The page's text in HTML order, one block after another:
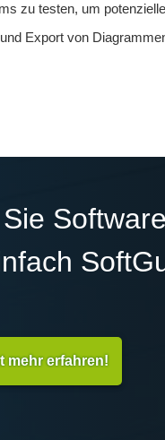
zu testen, um
Export von
mehr erfahren!